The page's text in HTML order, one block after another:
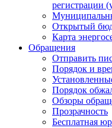
регистрации
Открытый
Карта
Обращения
Отправить
Порядок и
Порядок
Обзоры
Прозрачность
Бесплатная